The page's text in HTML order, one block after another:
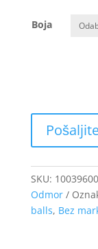
Boja
SKU: 10039600
Odmor
balls, Bez